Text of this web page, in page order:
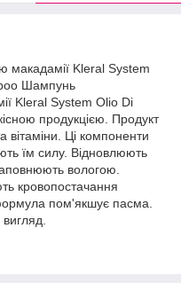
макадамії Kleral System
Шампунь
Kleral System Olio Di
продукцією. Продукт
вітаміни. Ці компоненти
їм силу. Відновлюють
вологою.
кровопостачання
пом'якшує пасма.